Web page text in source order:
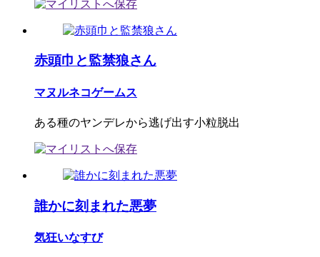
赤頭巾と監禁狼さん
マヌルネコゲームス
ある種のヤンデレから逃げ出す小粒脱出
誰かに刻まれた悪夢
気狂いなすび